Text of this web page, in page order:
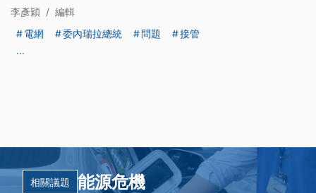
李彥穎 / 編輯
電網
委內瑞拉總統 問題
接管
...
相關議題 能源危機